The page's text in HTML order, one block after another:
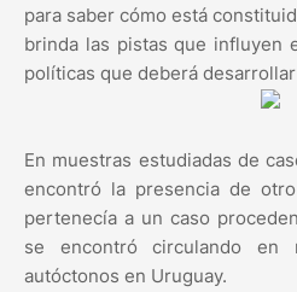
para saber cómo está
brinda las pistas que influyen
políticas que deberá
En muestras estudiadas de
encontró la presencia de
pertenecía a un caso
se encontró circulando en
autóctonos en Uruguay.